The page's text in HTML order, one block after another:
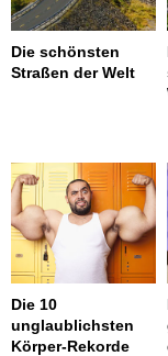
Die schönsten
Straßen der Welt
Die 10
unglaublichsten
Körper-Rekorde